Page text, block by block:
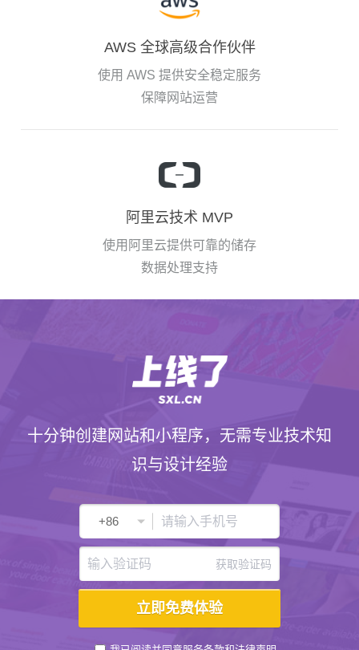
AWS 全球高级合作伙伴
使用 AWS 提供安全稳定服务
保障网站运营
阿里云技术 MVP
使用阿里云提供可靠的储存
数据处理支持
十分钟创建网站和小程序，无需专业技术知
识与设计经验
获取验证码